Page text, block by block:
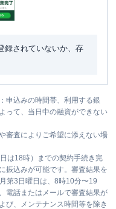
録されていないか、存
申込みの時間帯、利用する銀
って、当日中の融資ができない
審査によりご希望に添えない場
は18時）までの契約手続き完
振込みが可能です。審査結果を
第3日曜日は、8時10分〜19
電話またはメールで審査結果が
び、メンテナンス時間等を除き